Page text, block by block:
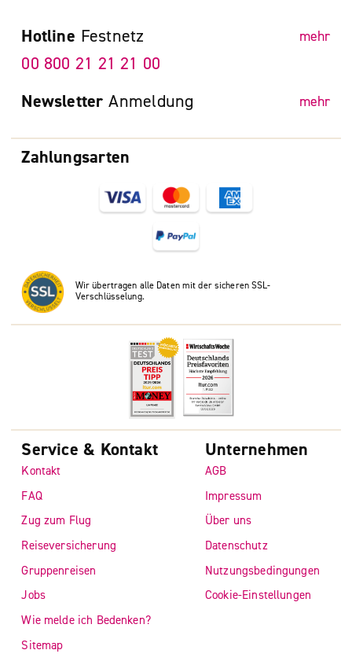
Zahlungsarten
Wir übertragen alle Daten mit der sicheren SSL-
Verschlüsselung.
Hotline Festnetz mehr
00 800 21 21 21 00
Newsletter Anmeldung mehr
Service & Kontakt
Kontakt
FAQ
Zug zum Flug
Reiseversicherung
Gruppenreisen
Jobs
Wie melde ich Bedenken?
Sitemap
Unternehmen
AGB
Impressum
Über uns
Datenschutz
Nutzungsbedingungen
Cookie-Einstellungen